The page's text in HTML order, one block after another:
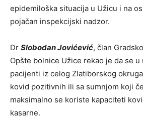
epidemiloška situacija u Užicu i na
pojačan inspekcijski nadzor.
Dr Slobodan Jovićević, član
Opšte bolnice Užice rekao je da se
pacijenti iz celog Zlatiborskog
kovid pozitivnih ili sa sumnjom koji
maksimalno se koriste kapaciteti
kasarne.